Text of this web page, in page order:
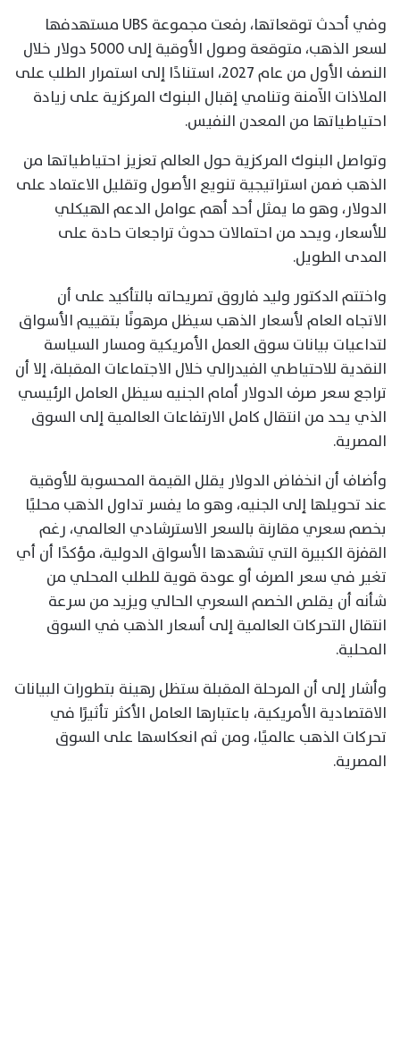
وفي أحدث توقعاتها، رفعت مجموعة UBS مستهدفها
لسعر الذهب، متوقعة وصول الأوقية إلى 5000 دولار خلال
النصف الأول من عام 2027، استنادًا إلى استمرار الطلب على
الملاذات الآمنة وتنامي إقبال البنوك المركزية على زيادة
احتياطياتها من المعدن النفيس.
وتواصل البنوك المركزية حول العالم تعزيز احتياطياتها من
الذهب ضمن استراتيجية تنويع الأصول وتقليل الاعتماد على
الدولار، وهو ما يمثل أحد أهم عوامل الدعم الهيكلي
للأسعار، ويحد من احتمالات حدوث تراجعات حادة على
المدى الطويل.
واختتم الدكتور وليد فاروق تصريحاته بالتأكيد على أن
الاتجاه العام لأسعار الذهب سيظل مرهونًا بتقييم الأسواق
لتداعيات بيانات سوق العمل الأمريكية ومسار السياسة
النقدية للاحتياطي الفيدرالي خلال الاجتماعات المقبلة، إلا أن
تراجع سعر صرف الدولار أمام الجنيه سيظل العامل الرئيسي
الذي يحد من انتقال كامل الارتفاعات العالمية إلى السوق
المصرية.
وأضاف أن انخفاض الدولار يقلل القيمة المحسوبة للأوقية
عند تحويلها إلى الجنيه، وهو ما يفسر تداول الذهب محليًا
بخصم سعري مقارنة بالسعر الاسترشادي العالمي، رغم
القفزة الكبيرة التي تشهدها الأسواق الدولية، مؤكدًا أن أي
تغير في سعر الصرف أو عودة قوية للطلب المحلي من
شأنه أن يقلص الخصم السعري الحالي ويزيد من سرعة
انتقال التحركات العالمية إلى أسعار الذهب في السوق
المحلية.
وأشار إلى أن المرحلة المقبلة ستظل رهينة بتطورات البيانات
الاقتصادية الأمريكية، باعتبارها العامل الأكثر تأثيرًا في
تحركات الذهب عالميًا، ومن ثم انعكاسها على السوق
المصرية.